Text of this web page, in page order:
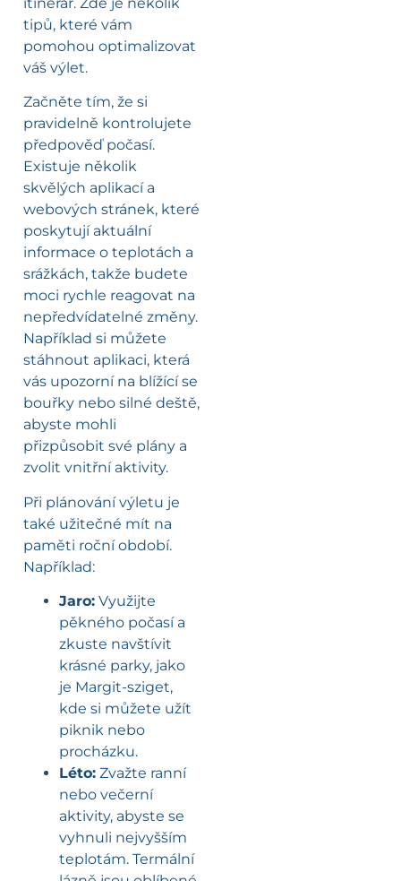
tipů, které vám
pomohou optimalizovat
váš výlet.
Začněte tím, že si
pravidelně kontrolujete
předpověď počasí.
Existuje několik
skvělých aplikací a
webových stránek, které
poskytují aktuální
informace o teplotách a
srážkách, takže budete
moci rychle reagovat na
nepředvídatelné změny.
Například si můžete
stáhnout aplikaci, která
vás upozorní na blížící se
bouřky nebo silné deště,
abyste mohli
přizpůsobit své plány a
zvolit vnitřní aktivity.
Při plánování výletu je
také užitečné mít na
paměti roční období.
Například:
Jaro: Využijte
pěkného počasí a
zkuste navštívit
krásné parky, jako
je Margit-sziget,
kde si můžete užít
piknik nebo
procházku.
Léto: Zvažte ranní
nebo večerní
aktivity, abyste se
vyhnuli nejvyšším
teplotám. Termální